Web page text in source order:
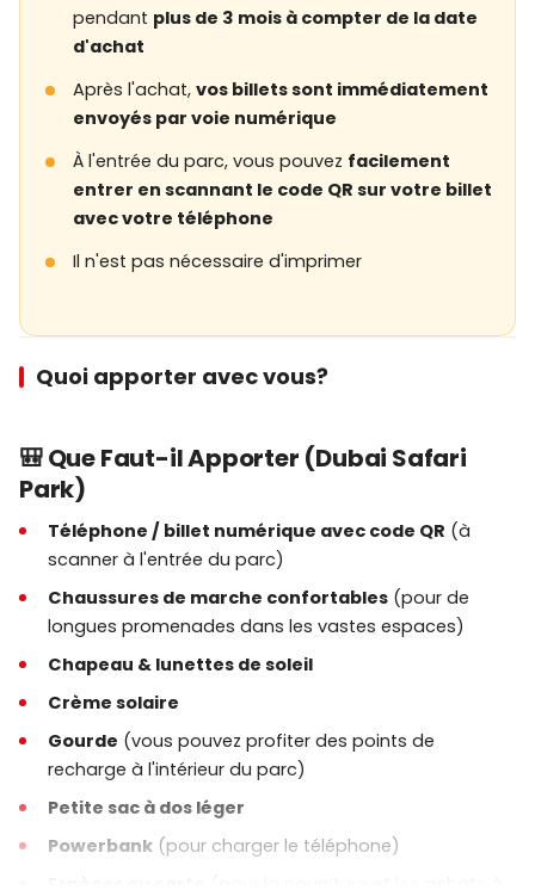
Explorateurs)selon le programme annoncé
Parking gratuit
Note : Les expériences d'interaction avec les
animaux et d'alimentation payantes ne sont
pas incluses dans ce billet.
incluant le train + Safari Explorer
(billet à date ouverte)
ℹ️ Informations sur le billet
Le package Safari Park Pass avec train + Safari
Explorerest idéal pour ceux qui souhaitent explorer
le Parc Safari de Dubaï de manière exhaustive.
✅ Inclus dans le billet
Billet d'entrée au Parc Safari de Dubaï
Safari dans le Désert Arabe
pendant plus de 3 mois à compter de la date
d'achat
Après l'achat, vos billets sont immédiatement
envoyés par voie numérique
À l'entrée du parc, vous pouvez facilement
entrer en scannant le code QR sur votre billet
avec votre téléphone
Il n'est pas nécessaire d'imprimer
Quoi apporter avec vous?
🎒 Que Faut-il Apporter (Dubai Safari
Park)
Téléphone / billet numérique avec code QR (à
scanner à l'entrée du parc)
Chaussures de marche confortables (pour de
longues promenades dans les vastes espaces)
Chapeau & lunettes de soleil
Crème solaire
Gourde (vous pouvez profiter des points de
recharge à l'intérieur du parc)
Petite sac à dos léger
Powerbank (pour charger le téléphone)